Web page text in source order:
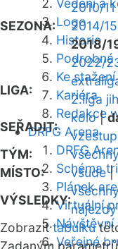
Vedení a
Logo
Historie
Podrobná
Ke stažení
Kariéra
Redakce
DRFG Arena
DRFG
Schéma
Plánek
Virtuální
Návštěvní
Veřejné
SEZONA:
2010/11
2014/15
2018/
2022/
LIGA:
2.liga
SEŘADIT:
kolo|
TÝM:
MÍSTO:
všude|
VÝSLEDKY:
nájezdy
Zobrazittabulku
Zadaným